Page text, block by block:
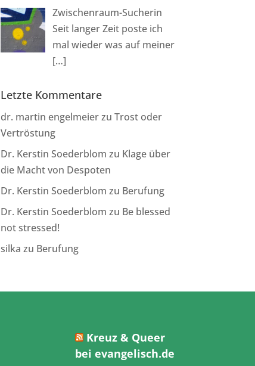
Zwischenraum-Sucherin
Seit langer Zeit poste ich
mal wieder was auf meiner
[…]
Letzte Kommentare
dr. martin engelmeierzuTrost oder
Vertröstung
Dr. Kerstin Soederblom zu Klage über
die Macht von Despoten
Dr. Kerstin Soederblom zu Berufung
Dr. Kerstin Soederblom zu Be blessed
not stressed!
silka zu Berufung
Kreuz & Queer
bei evangelisch.de